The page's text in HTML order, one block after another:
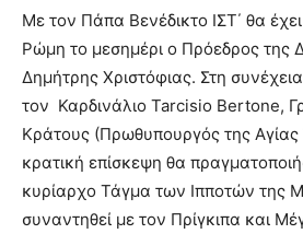
Με τον Πάπα Βενέδικτο ΙΣΤ΄ θα
Ρώμη το μεσημέρι ο Πρόεδρος της
Δημήτρης Χριστόφιας. Στη
τον Καρδινάλιο Tarcisio Bertone,
Κράτους (Πρωθυπουργός της Αγίας
κρατική επίσκεψη θα
κυρίαρχο Τάγμα των Ιπποτών της
συναντηθεί με τον Πρίγκιπα και